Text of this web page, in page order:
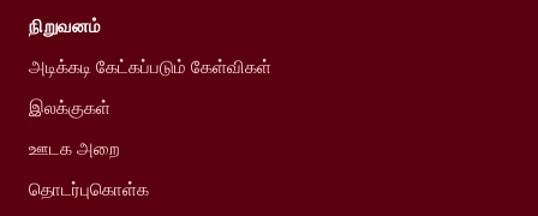
நிறுவனம்
அடிக்கடி கேட்கப்படும் கேள்விகள்
இலக்குகள்
ஊடக அறை
தொடர்புகொள்க